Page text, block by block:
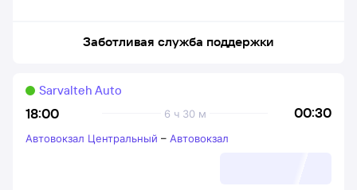
Заботливая служба поддержки
18:00 00:30
6 ч 30 м
Sarvalteh Auto
Автовокзал Центральный – Автовокзал